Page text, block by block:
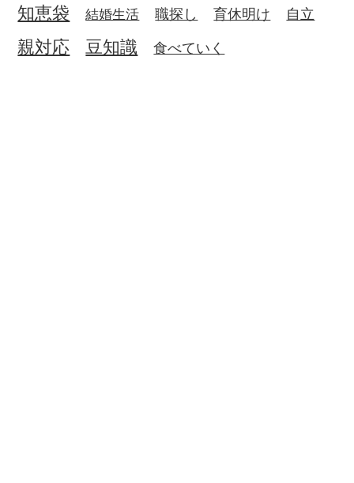
知恵袋
結婚生活 職探し 育休明け 自立
親対応 豆知識 食べていく